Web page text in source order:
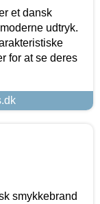
et dansk
udtryk.
for at se deres
smykkebrand